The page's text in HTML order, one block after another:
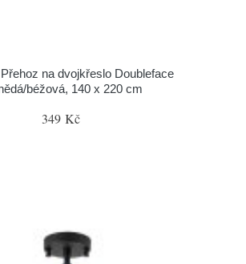
na dvojkřeslo Doubleface
béžová, 140 x 220 cm
349 Kč